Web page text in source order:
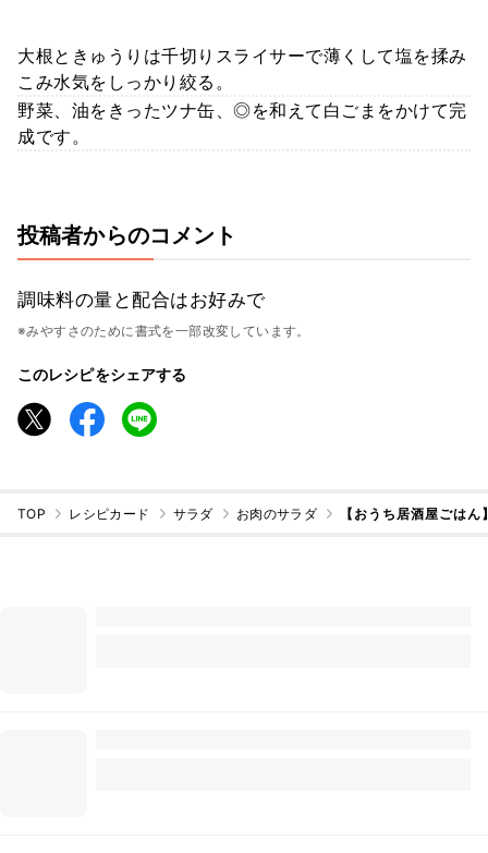
大根ときゅうりは千切りスライサーで薄くして塩を揉み
こみ水気をしっかり絞る。
野菜、油をきったツナ缶、◎を和えて白ごまをかけて完
成です。
投稿者からのコメント
調味料の量と配合はお好みで
※みやすさのために書式を一部改変しています。
このレシピをシェアする
TOP レシピカード サラダ お肉のサラダ 【おうち居酒屋ごは